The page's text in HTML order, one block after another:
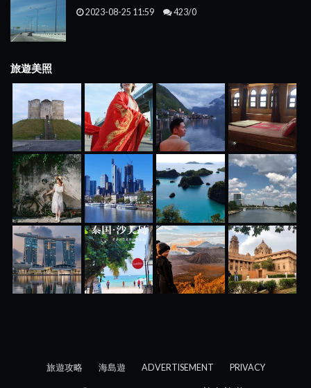
2023-08-25 11:59 423/0
旅遊美照
旅遊攻略 海島遊 ADVERTISEMENT PRIVACY